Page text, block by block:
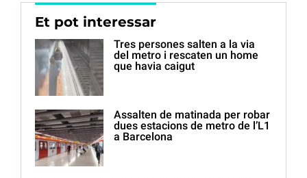
Et pot interessar
Tres persones salten a la via
del metro i rescaten un home
que havia caigut
Assalten de matinada per robar
dues estacions de metro de l’L1
a Barcelona